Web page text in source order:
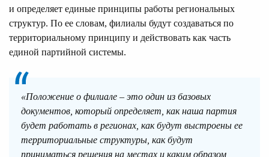
и определяет единые принципы работы региональных
структур. По ее словам, филиалы будут создаваться по
территориальному принципу и действовать как часть
единой партийной системы.
«Положение о филиале – это один из базовых
документов, который определяет, как наша партия
будет работать в регионах, как будут выстроены ее
территориальные структуры, как будут
приниматься решения на местах и каким образом